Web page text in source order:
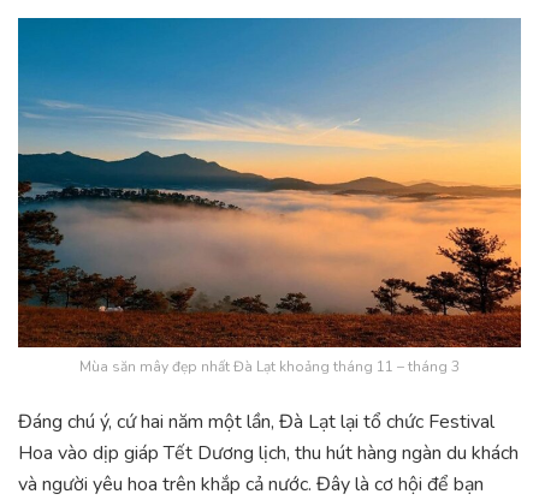
Mùa săn mây đẹp nhất Đà Lạt khoảng tháng 11 – tháng 3
Đáng chú ý, cứ hai năm một lần, Đà Lạt lại tổ chức Festival
Hoa vào dịp giáp Tết Dương lịch, thu hút hàng ngàn du khách
và người yêu hoa trên khắp cả nước. Đây là cơ hội để bạn